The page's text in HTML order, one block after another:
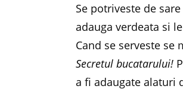
Se potriveste de
adauga verdeata si
Cand se serveste se
Secretul bucatarului!
a fi adaugate alaturi